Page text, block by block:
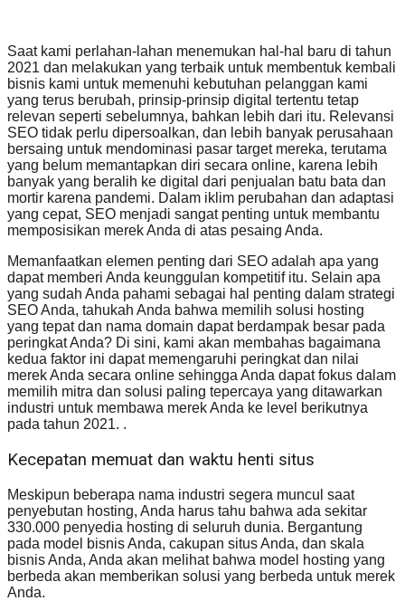
Saat kami perlahan-lahan menemukan hal-hal baru di tahun
2021 dan melakukan yang terbaik untuk membentuk kembali
bisnis kami untuk memenuhi kebutuhan pelanggan kami
yang terus berubah, prinsip-prinsip digital tertentu tetap
relevan seperti sebelumnya, bahkan lebih dari itu. Relevansi
SEO tidak perlu dipersoalkan, dan lebih banyak perusahaan
bersaing untuk mendominasi pasar target mereka, terutama
yang belum memantapkan diri secara online, karena lebih
banyak yang beralih ke digital dari penjualan batu bata dan
mortir karena pandemi. Dalam iklim perubahan dan adaptasi
yang cepat, SEO menjadi sangat penting untuk membantu
memposisikan merek Anda di atas pesaing Anda.
Memanfaatkan elemen penting dari SEO adalah apa yang
dapat memberi Anda keunggulan kompetitif itu. Selain apa
yang sudah Anda pahami sebagai hal penting dalam strategi
SEO Anda, tahukah Anda bahwa memilih solusi hosting
yang tepat dan nama domain dapat berdampak besar pada
peringkat Anda? Di sini, kami akan membahas bagaimana
kedua faktor ini dapat memengaruhi peringkat dan nilai
merek Anda secara online sehingga Anda dapat fokus dalam
memilih mitra dan solusi paling tepercaya yang ditawarkan
industri untuk membawa merek Anda ke level berikutnya
pada tahun 2021. .
Kecepatan memuat dan waktu henti situs
Meskipun beberapa nama industri segera muncul saat
penyebutan hosting, Anda harus tahu bahwa ada sekitar
330.000 penyedia hosting di seluruh dunia. Bergantung
pada model bisnis Anda, cakupan situs Anda, dan skala
bisnis Anda, Anda akan melihat bahwa model hosting yang
berbeda akan memberikan solusi yang berbeda untuk merek
Anda.